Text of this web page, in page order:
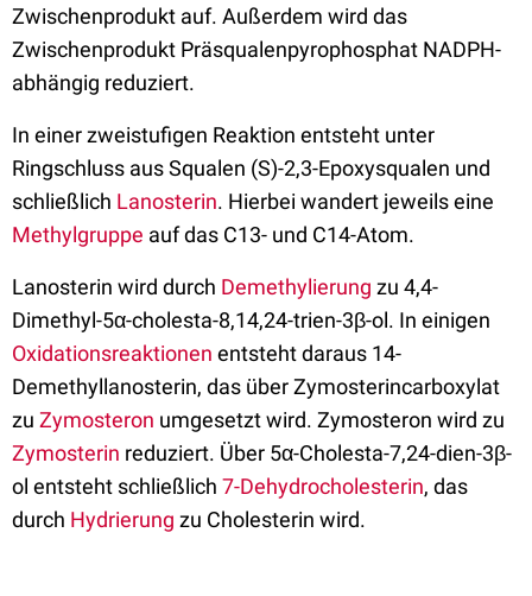
Zwischenprodukt auf. Außerdem wird das
Zwischenprodukt Präsqualenpyrophosphat NADPH-
abhängig reduziert.
In einer zweistufigen Reaktion entsteht unter
Ringschluss aus Squalen (S)-2,3-Epoxysqualen und
schließlich Lanosterin. Hierbei wandert jeweils eine
Methylgruppe auf das C13- und C14-Atom.
Lanosterin wird durch Demethylierung zu 4,4-
Dimethyl-5α-cholesta-8,14,24-trien-3β-ol. In einigen
Oxidationsreaktionen entsteht daraus 14-
Demethyllanosterin, das über Zymosterincarboxylat
zu Zymosteron umgesetzt wird. Zymosteron wird zu
Zymosterin reduziert. Über 5α-Cholesta-7,24-dien-3β-
ol entsteht schließlich 7-Dehydrocholesterin, das
durch Hydrierung zu Cholesterin wird.